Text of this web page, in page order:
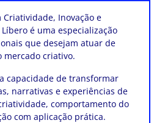
Inovação e
é uma especialização
que desejam atuar de
mercado criativo.
capacidade de transformar
narrativas e experiências de
comportamento do
com aplicação prática.